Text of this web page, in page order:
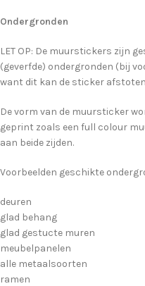
Ondergronden
LET OP: De muurstickers zijn
(geverfde) ondergronden (bij
want dit kan de sticker
De vorm van de muursticker
geprint zoals een full colour
aan beide zijden.
Voorbeelden geschikte
deuren
glad behang
glad gestucte muren
meubelpanelen
alle metaalsoorten
ramen